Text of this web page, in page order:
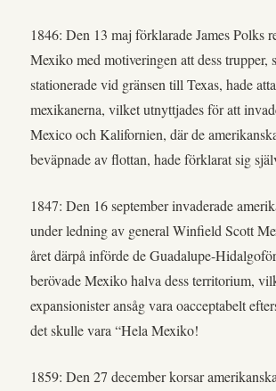
1846: Den 13 maj förklarade James Polks
Mexiko med motiveringen att dess trupper,
stationerade vid gränsen till Texas, hade
mexikanerna, vilket utnyttjades för att
Mexico och Kalifornien, där de
beväpnade av flottan, hade förklarat sig
1847: Den 16 september invaderade
under ledning av general Winfield Scott
året därpå införde de Guadalupe-
berövade Mexiko halva dess territorium,
expansionister ansåg vara oacceptabelt
det skulle vara “Hela Mexiko!
1859: Den 27 december korsar